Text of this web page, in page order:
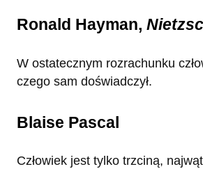
Ronald Hayman,
W ostatecznym rozrachunku
czego sam doświadczył.
Blaise Pascal
Człowiek jest tylko trzciną,